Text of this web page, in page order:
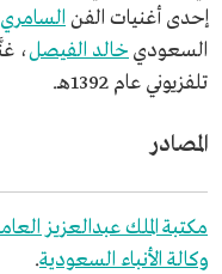
إحدى أغنيات الفن السامري
السعودي خالد الفيصل،
تلفزيوني عام 1392هـ.
المصادر
مكتبة الملك عبدالعزيز
وكالة الأنباء السعودية.